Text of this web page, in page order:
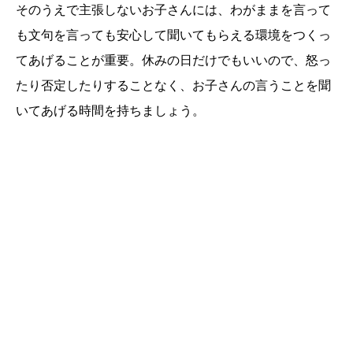
そのうえで主張しないお子さんには、わがままを言って
も文句を言っても安心して聞いてもらえる環境をつくっ
てあげることが重要。休みの日だけでもいいので、怒っ
たり否定したりすることなく、お子さんの言うことを聞
いてあげる時間を持ちましょう。